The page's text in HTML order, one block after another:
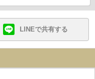
LINEで共有する